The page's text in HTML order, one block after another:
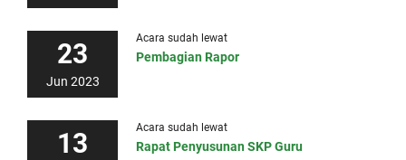
23
Jun 2023
Acara sudah lewat
Pembagian Rapor
13 Acara sudah lewat
Rapat Penyusunan SKP Guru